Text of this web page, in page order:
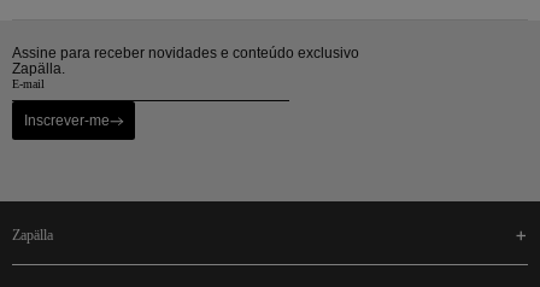
Assine para receber novidades e conteúdo exclusivo
Zapälla.
Inscrever-me
zapälla